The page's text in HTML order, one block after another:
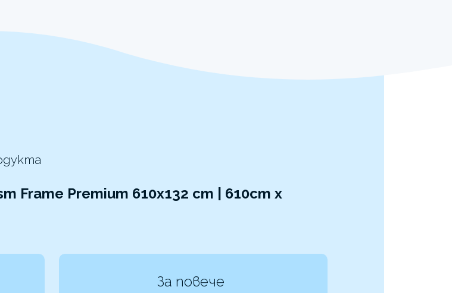
Frame Premium 610x132 cm | 610cm x
За повече